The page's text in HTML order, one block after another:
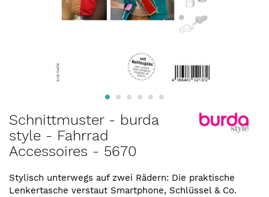
Anfang
der
Bildergalerie
Schnittmuster - burda
style - Fahrrad
Accessoires - 5670
Stylisch unterwegs auf zwei Rädern: Die praktische
Lenkertasche verstaut Smartphone, Schlüssel & Co.